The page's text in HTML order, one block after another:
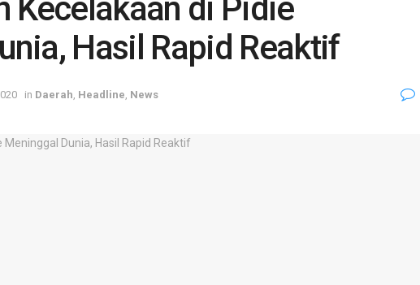
Kecelakaan di Pidie
Hasil Rapid Reaktif
in Daerah Headline News